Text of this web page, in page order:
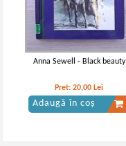
Anna Sewell - Black beauty
Pret:20,00 Lei
Adaugă în coș